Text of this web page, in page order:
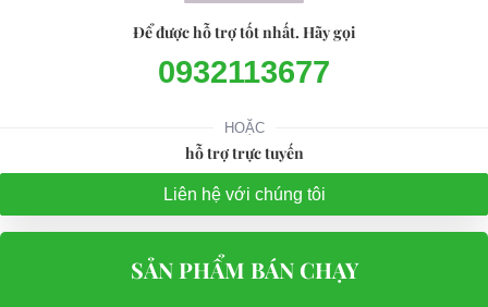
Để được hỗ trợ tốt nhất. Hãy gọi
0932113677
HOẶC
hỗ trợ trực tuyến
Liên hệ với chúng tôi
SẢN PHẨM BÁN CHẠY